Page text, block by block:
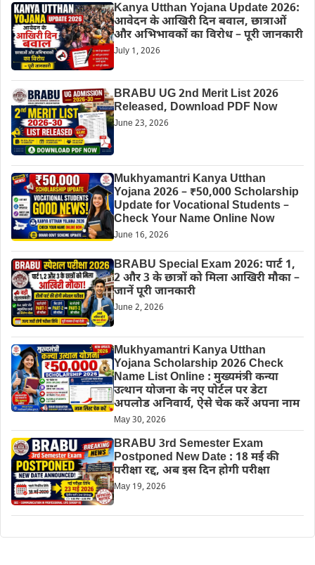
Kanya Utthan Yojana Update 2026:
आवेदन के आखिरी दिन बवाल, छात्राओं
और अभिभावकों का विरोध – पूरी जानकारी
July 1, 2026
BRABU UG 2nd Merit List 2026
Released, Download PDF Now
June 23, 2026
Mukhyamantri Kanya Utthan
Yojana 2026 – ₹50,000 Scholarship
Update for Vocational Students –
Check Your Name Online Now
June 16, 2026
BRABU Special Exam 2026: पार्ट 1,
2 और 3 के छात्रों को मिला आखिरी मौका –
जानें पूरी जानकारी
June 2, 2026
Mukhyamantri Kanya Utthan
Yojana Scholarship 2026 Check
Name List Online : मुख्यमंत्री कन्या
उत्थान योजना के नए पोर्टल पर डेटा
अपलोड अनिवार्य, ऐसे चेक करें अपना नाम
May 30, 2026
BRABU 3rd Semester Exam
Postponed New Date : 18 मई की
परीक्षा रद्द, अब इस दिन होगी परीक्षा
May 19, 2026